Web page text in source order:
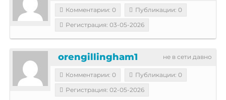
Комментарии: 0
Публикации: 0
Регистрация: 03-05-2026
не в сети давно
orengillingham1
Комментарии: 0
Публикации: 0
Регистрация: 02-05-2026